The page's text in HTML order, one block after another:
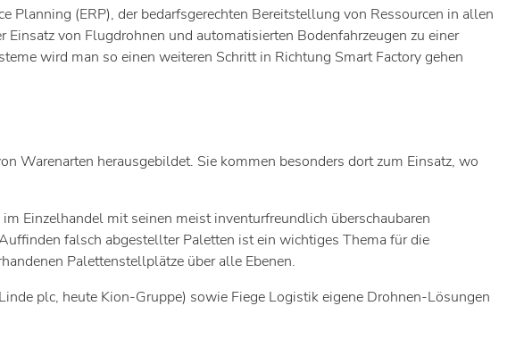
(ERP), der bedarfsgerechten Bereitstellung von Ressourcen in allen
von Flugdrohnen und automatisierten Bodenfahrzeugen zu einer
wird man so einen weiteren Schritt in Richtung Smart Factory gehen
Warenarten herausgebildet. Sie kommen besonders dort zum Einsatz, wo
Einzelhandel mit seinen meist inventurfreundlich überschaubaren
falsch abgestellter Paletten ist ein wichtiges Thema für die
Palettenstellplätze über alle Ebenen.
plc, heute Kion-Gruppe) sowie Fiege Logistik eigene Drohnen-Lösungen